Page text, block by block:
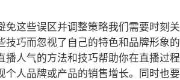
这些误区并调整策略我们需要时刻关
巧而忽视了自己的特色和品牌形象的
人气的方法和技巧帮助你在直播过程
人品牌或产品的销售增长。同时也要